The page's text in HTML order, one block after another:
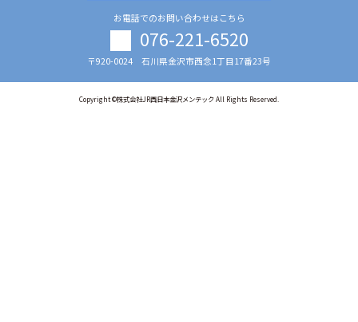
お電話でのお問い合わせはこちら
076-221-6520
〒920-0024 石川県金沢市西念1丁目17番23号
Copyright ©株式会社JR西日本金沢メンテック All Rights Reserved.